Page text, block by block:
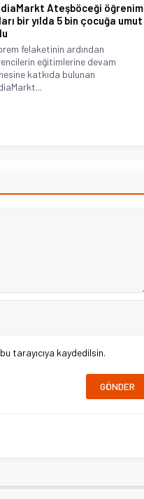
Ateşböceği öğrenim
bir yılda 5 bin çocuğa umut
felaketinin ardından
eğitimlerine devam
katkıda bulunan
tarayıcıya kaydedilsin.